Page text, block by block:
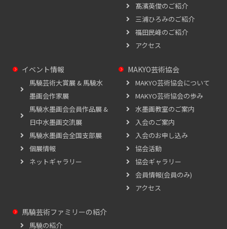
髙濱英俊のご紹介
三浦ひろみのご紹介
福田民峰のご紹介
アクセス
イベント情報
馬驍芸術大賞展 & 馬驍水
墨画会作家展
馬驍水墨画会会員作品展 &
日中水墨画交流展
馬驍水墨画会全国支部展
個展情報
ネットギャラリー
MAKYO芸術協会
MAKYO芸術協会について
MAKYO芸術協会の歩み
水墨画教室のご案内
入会のご案内
入会のお申し込み
協会活動
協会ギャラリー
会員情報(会員のみ)
アクセス
馬驍芸術ファミリーの紹介
馬驍の紹介